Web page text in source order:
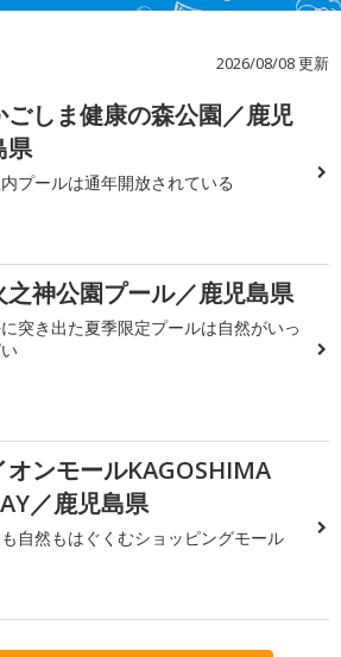
2026/08/08 更新
ごしま健康の森公園／鹿児
県
プールは通年開放されている
之神公園プール／鹿児島県
突き出た夏季限定プールは自然がいっ
オンモールKAGOSHIMA
／鹿児島県
自然もはぐくむショッピングモール